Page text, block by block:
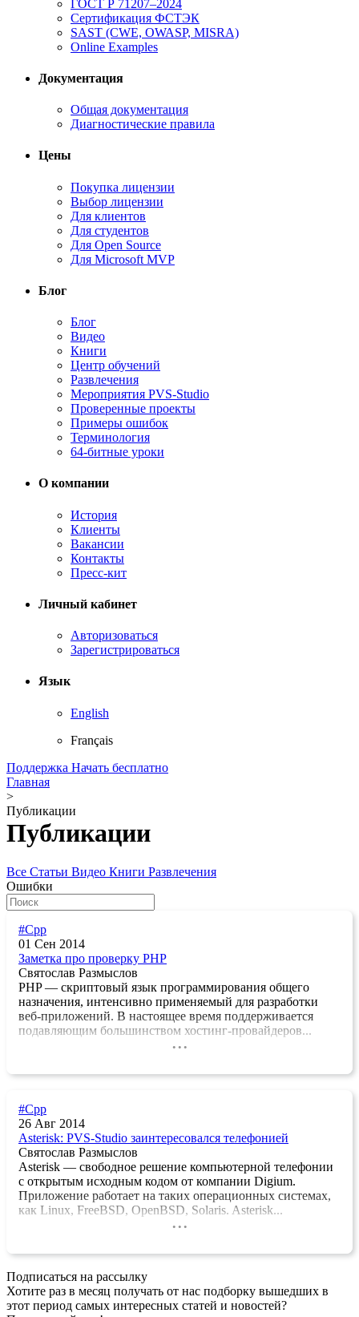
ГОСТ Р 71207–2024
Сертификация ФСТЭК
SAST (CWE, OWASP, MISRA)
Online Examples
Документация
Общая документация
Диагностические правила
Цены
Покупка лицензии
Выбор лицензии
Для клиентов
Для студентов
Для Open Source
Для Microsoft MVP
Блог
Блог
Видео
Книги
Центр обучений
Развлечения
Мероприятия PVS-Studio
Проверенные проекты
Примеры ошибок
Терминология
64-битные уроки
О компании
История
Клиенты
Вакансии
Контакты
Пресс-кит
Личный кабинет
Авторизоваться
Зарегистрироваться
Язык
English
Français
Поддержка Начать бесплатно
Главная
>
Публикации
Публикации
Все Статьи Видео Книги Развлечения
Ошибки
#Cpp
01 Сен 2014
Заметка про проверку PHP
Святослав Размыслов
PHP — скриптовый язык программирования общего
назначения, интенсивно применяемый для разработки
веб-приложений. В настоящее время поддерживается
подавляющим большинством хостинг-провайдеров...
...
#Cpp
26 Авг 2014
Asterisk: PVS-Studio заинтересовался телефонией
Святослав Размыслов
Asterisk — свободное решение компьютерной телефонии
с открытым исходным кодом от компании Digium.
Приложение работает на таких операционных системах,
как Linux, FreeBSD, OpenBSD, Solaris. Asterisk...
...
Подписаться на рассылку
Хотите раз в месяц получать от нас подборку вышедших в
этот период самых интересных статей и новостей?